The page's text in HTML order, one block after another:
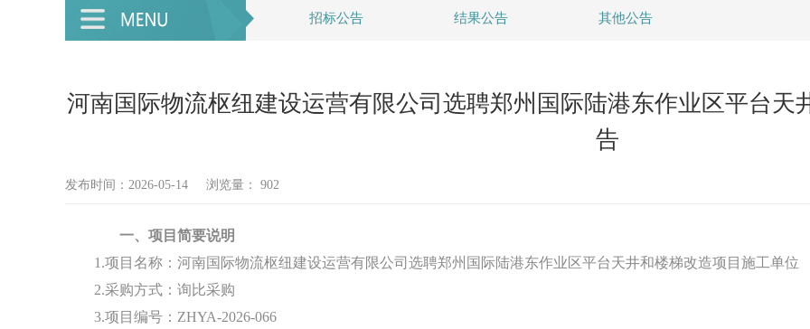
招标公告 结果公告 其他公告
河南国际物流枢纽建设运营有限公司选聘郑州国际陆港东作业区平台天
告
发布时间：2026-05-14 浏览量： 902
一、 项目简要说明
1.项目名称：河南国际物流枢纽建设运营有限公司选聘郑州国际陆港东作业区平台天井和楼梯改造项目施工单位
2.采购方式：询比采购
3.项目编号：ZHYA-2026-066